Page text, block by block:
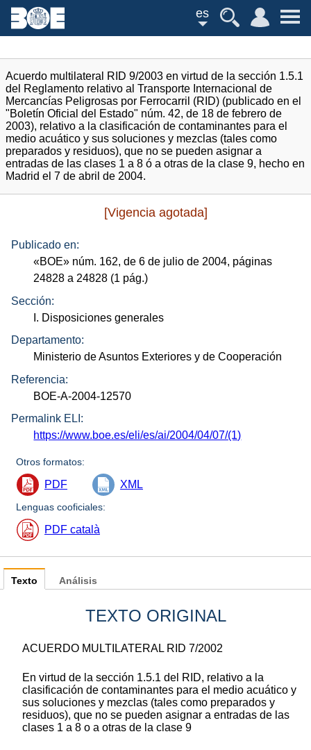
es
Acuerdo multilateral RID 9/2003 en virtud de la sección 1.5.1
del Reglamento relativo al Transporte Internacional de
Mercancías Peligrosas por Ferrocarril (RID) (publicado en el
"Boletín Oficial del Estado" núm. 42, de 18 de febrero de
2003), relativo a la clasificación de contaminantes para el
medio acuático y sus soluciones y mezclas (tales como
preparados y residuos), que no se pueden asignar a
entradas de las clases 1 a 8 ó a otras de la clase 9, hecho en
Madrid el 7 de abril de 2004.
[Vigencia agotada]
Publicado en:
«BOE» núm. 162, de 6 de julio de 2004, páginas
24828 a 24828 (1 pág.)
Sección:
I. Disposiciones generales
Departamento:
Ministerio de Asuntos Exteriores y de Cooperación
Referencia:
BOE-A-2004-12570
Permalink ELI:
https://www.boe.es/eli/es/ai/2004/04/07/(1)
Otros formatos:
PDF XML
Lenguas cooficiales:
PDF català
Texto
TEXTO ORIGINAL
ACUERDO MULTILATERAL RID 7/2002
En virtud de la sección 1.5.1 del RID, relativo a la
clasificación de contaminantes para el medio acuático y
sus soluciones y mezclas (tales como preparados y
residuos), que no se pueden asignar a entradas de las
clases 1 a 8 o a otras de la clase 9
Análisis